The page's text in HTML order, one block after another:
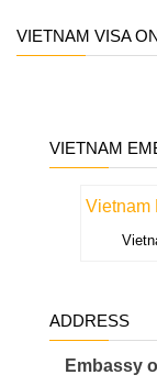
VIETNAM VISA
VIETNAM
ADDRESS
Embassy